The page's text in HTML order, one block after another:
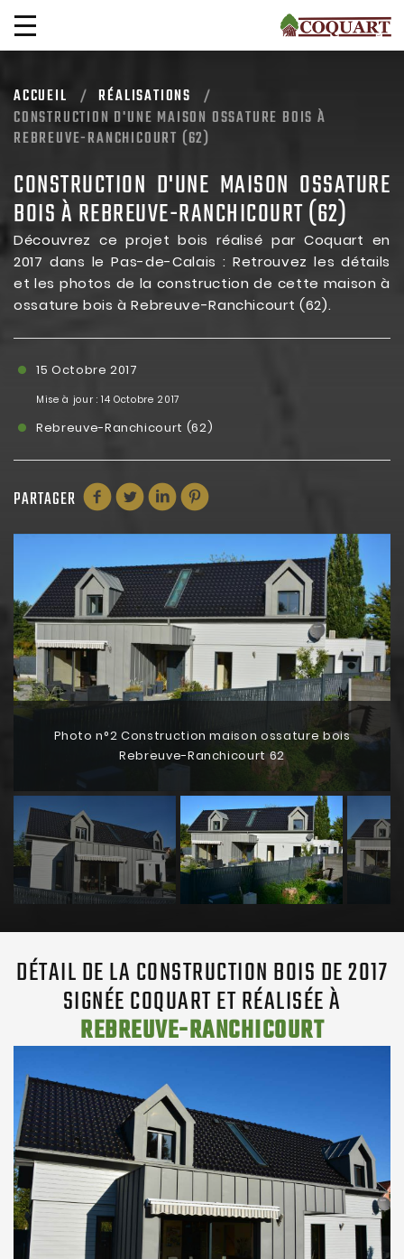
ACCUEIL
RÉALISATIONS
CONSTRUCTION D'UNE MAISON OSSATURE BOIS À
REBREUVE-RANCHICOURT (62)
CONSTRUCTION D'UNE MAISON OSSATURE
BOIS À REBREUVE-RANCHICOURT (62)
Découvrez ce projet bois réalisé par Coquart en
2017 dans le Pas-de-Calais : Retrouvez les détails
et les photos de la construction de cette maison à
ossature bois à Rebreuve-Ranchicourt (62).
15 Octobre 2017
Mise à jour :14 Octobre 2017
Rebreuve-Ranchicourt (62)
PARTAGER
Photo n°2 Construction maison ossature bois
Rebreuve-Ranchicourt 62
DÉTAIL DE LA CONSTRUCTION BOIS DE 2017
SIGNÉE COQUART ET RÉALISÉE À
REBREUVE-RANCHICOURT